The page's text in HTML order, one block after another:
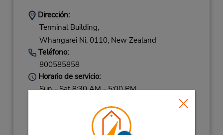
Dirección:
Terminal Building,
Whangarei Ni, 0110, New Zealand
Teléfono:
800585858
Horario de servicio:
Sun - Sat 8:30 AM - 5:00 PM
Obtener direcciones